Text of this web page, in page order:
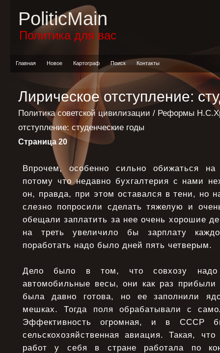
PoliticMain
Политика для вас
Главная Новое Картограф Поиск Контакты
Лирическое отступление:
Политика советской цивилизации / Реформы
отступление: студенческие годы
Страница 20
Впрочем, особенно сильно обижаться
потому что недавно бухгалтерия с нами
он, правда, при этом оставался в тени, но
слезно попросили сделать тяжелую и
обещали заплатить за нее очень хорошие
на треть увеличило бы зарплату
поработать надо было дней пять четверым.
Дело было в том, что совхозу надо
автомобильные весы, они как раз
была давно готова, но ее заполнили
мешках. Тогда поля обрабатывали с
Эффективность огромная, и в СССР
сельскохозяйственная авиация. Такая,
работ у себя в стране работала по